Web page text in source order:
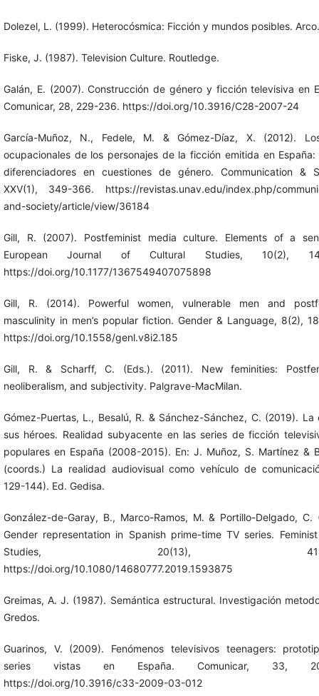
Dolezel, L. (1999). Heterocósmica: Ficción y mundos posibles. Arco.
Fiske, J. (1987). Television Culture. Routledge.
Galán, E. (2007). Construcción de género y ficción televisiva en
Comunicar, 28, 229-236. https://doi.org/10.3916/C28-2007-24
García-Muñoz, N., Fedele, M. & Gómez-Díaz, X. (2012).
ocupacionales de los personajes de la ficción emitida en España:
diferenciadores en cuestiones de género. Communication &
XXV(1), 349-366. https://revistas.unav.edu/index.php/
and-society/article/view/36184
Gill, R. (2007). Postfeminist media culture. Elements of a
European Journal of Cultural Studies, 10(2),
https://doi.org/10.1177/1367549407075898
Gill, R. (2014). Powerful women, vulnerable men and
masculinity in men’s popular fiction. Gender & Language, 8(2),
https://doi.org/10.1558/genl.v8i2.185
Gill, R. & Scharff, C. (Eds.). (2011). New feminities:
neoliberalism, and subjectivity. Palgrave-MacMilan.
Gómez-Puertas, L., Besalú, R. & Sánchez-Sánchez, C. (2019). La
sus héroes. Realidad subyacente en las series de ficción
populares en España (2008-2015). En: J. Muñoz, S. Martínez &
(coords.) La realidad audiovisual como vehículo de
129-144). Ed. Gedisa.
González-de-Garay, B., Marco-Ramos, M. & Portillo-Delgado, C.
Gender representation in Spanish prime-time TV series.
Studies, 20(13), 414-
https://doi.org/10.1080/14680777.2019.1593875
Greimas, A. J. (1987). Semántica estructural. Investigación
Gredos.
Guarinos, V. (2009). Fenómenos televisivos teenagers:
series vistas en España. Comunicar, 33,
https://doi.org/10.3916/c33-2009-03-012